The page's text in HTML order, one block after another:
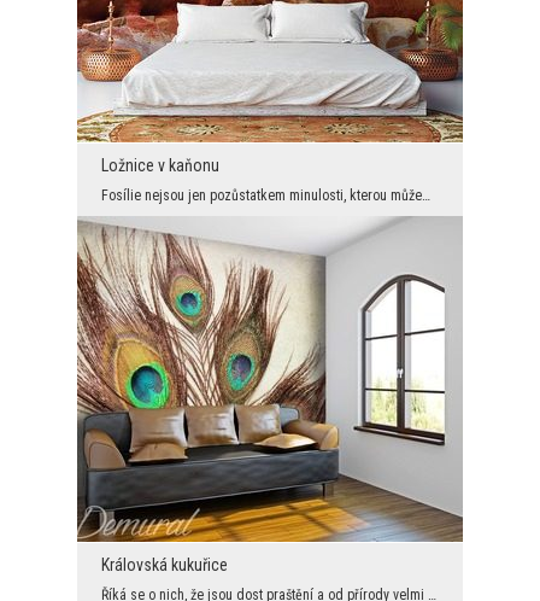
Ložnice v kaňonu
Fosílie nejsou jen pozůstatkem minulosti, kterou můžeme obdivovat. Je to především znak věčnosti ...
Královská kukuřice
Říká se o nich, že jsou dost praštění a od přírody velmi zlomyslní. Tyto negativní vlastnosti nic...